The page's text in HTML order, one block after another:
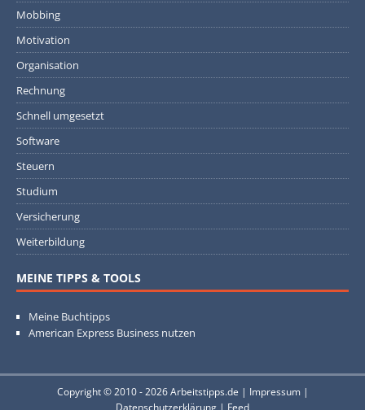
Mobbing
Motivation
Organisation
Rechnung
Schnell umgesetzt
Software
Steuern
Studium
Versicherung
Weiterbildung
MEINE TIPPS & TOOLS
Meine Buchtipps
American Express Business nutzen
Copyright © 2010 - 2026Arbeitstipps.de | Impressum|